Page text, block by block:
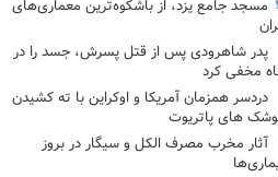
مسجد جامع یزد، از باشکوه‌ترین معماری‌های
پدر شاهرودی پس از قتل پسرش، جسد را در
مخفی کرد
دردسر همزمان آمریکا و اوکراین با ته کشیدن
های پاتریوت
آثار مخرب مصرف الکل و سیگار در بروز